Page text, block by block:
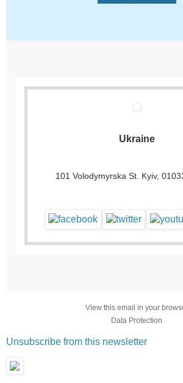
Ukraine
101 Volodymyrska St. Kyiv,
View this email in your
Data Protection
Unsubscribe from this newsletter